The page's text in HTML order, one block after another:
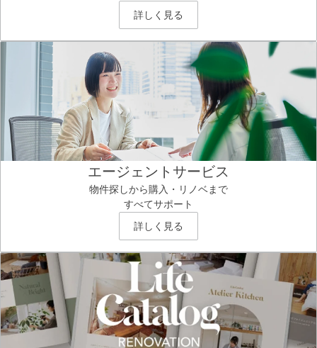
詳しく見る
エージェントサービス
物件探しから購入・リノベまで
すべてサポート
詳しく見る